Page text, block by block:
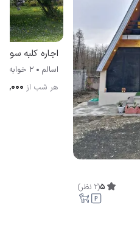
5
(
2 نظر)
اجاره کلبه
اسالم
2 خوابه
هر شب از